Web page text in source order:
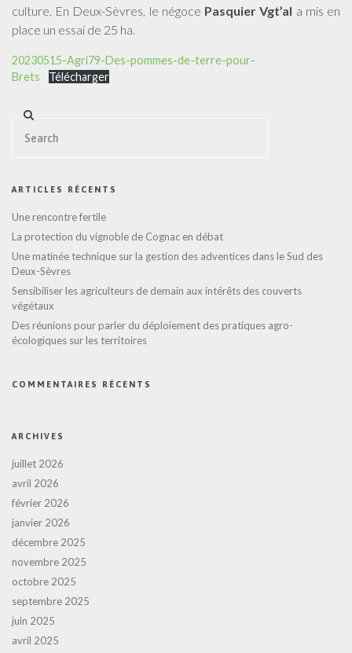
culture. En Deux-Sèvres, le négoce Pasquier Vgt’al a mis en
place un essai de 25 ha.
20230515-Agri79-Des-pommes-de-terre-pour-
Brets
Télécharger
ARTICLES RÉCENTS
Une rencontre fertile
La protection du vignoble de Cognac en débat
Une matinée technique sur la gestion des adventices dans le Sud des
Deux-Sèvres
Sensibiliser les agriculteurs de demain aux intérêts des couverts
végétaux
Des réunions pour parler du déploiement des pratiques agro-
écologiques sur les territoires
COMMENTAIRES RÉCENTS
ARCHIVES
juillet 2026
avril 2026
février 2026
janvier 2026
décembre 2025
novembre 2025
octobre 2025
septembre 2025
juin 2025
avril 2025